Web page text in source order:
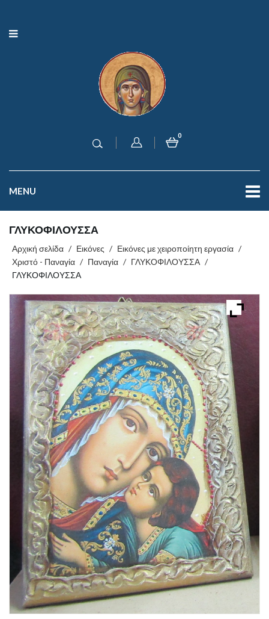
0
MENU
ΓΛΥΚΟΦΙΛΟΥΣΣΑ
Αρχική σελίδα / Εικόνες / Εικόνες με χειροποίητη εργασία /
Χριστό - Παναγία / Παναγία / ΓΛΥΚΟΦΙΛΟΥΣΣΑ /
ΓΛΥΚΟΦΙΛΟΥΣΣΑ